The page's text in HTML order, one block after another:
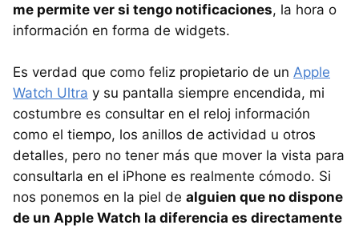
me permite ver si tengo notificaciones, la hora o
información en forma de widgets.
Es verdad que como feliz propietario de un Apple
Watch Ultra y su pantalla siempre encendida, mi
costumbre es consultar en el reloj información
como el tiempo, los anillos de actividad u otros
detalles, pero no tener más que mover la vista para
consultarla en el iPhone es realmente cómodo. Si
nos ponemos en la piel de alguien que no dispone
de un Apple Watch la diferencia es directamente